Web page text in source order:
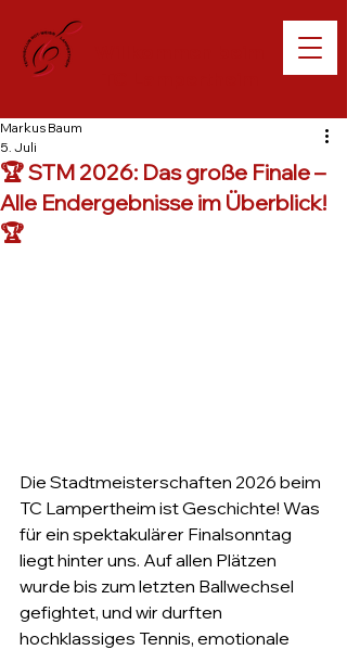
🏆 STM 2026: Das große Finale –
Alle Endergebnisse im Überblick!
🏆
Markus Baum
5. Juli
Die Stadtmeisterschaften 2026 beim
TC Lampertheim ist Geschichte! Was
für ein spektakulärer Finalsonntag
liegt hinter uns. Auf allen Plätzen
wurde bis zum letzten Ballwechsel
gefightet, und wir durften
hochklassiges Tennis, emotionale